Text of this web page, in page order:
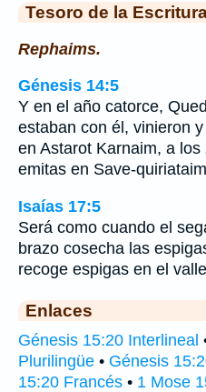
Tesoro de la
Rephaims.
Génesis 14:5
Y en el año catorce,
estaban con él, vinieron
en Astarot Karnaim, a
emitas en Save-
Isaías 17:5
Será como cuando el
brazo cosecha las
recoge espigas en el
Enlaces
Génesis 15:20 Interlineal
Plurilingüe • Génesis
15:20 Francés • 1 Mose